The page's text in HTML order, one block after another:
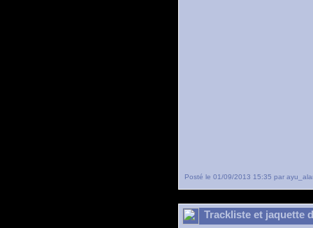
Posté le 01/09/2013 15:35 par
Trackliste et jaquette